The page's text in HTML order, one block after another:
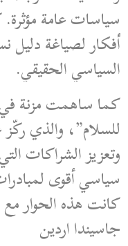
سياسات عامة
أفكار لصياغة دليل
السياسي الحقيقي.
كما ساهمت مزنة في
للسلام”، والذي ركّز
وتعزيز الشراكات
سياسي أقوى
كانت هذه الحوار مع
جاسيندا اردين